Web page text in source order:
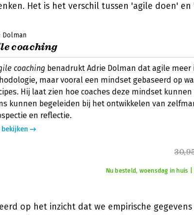
Het is het verschil tussen 'agile doen' en
Dolman
coaching
coaching benadrukt Adrie Dolman dat agile meer
maar vooral een mindset gebaseerd op
Hij laat zien hoe coaches deze mindset
kunnen begeleiden bij het ontwikkelen van
en reflectie.
bekijken
Nu besteld, woensdag in huis
op het inzicht dat we empirische